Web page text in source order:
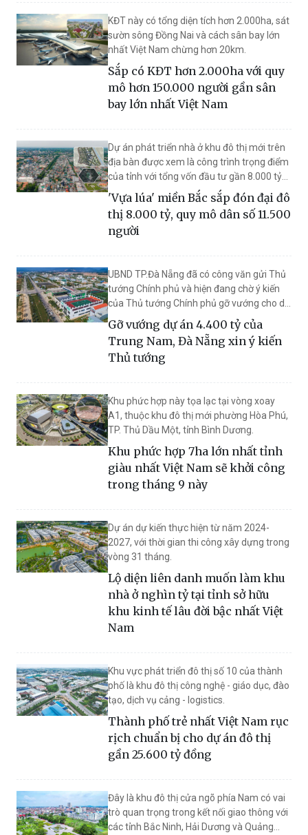
KĐT này có tổng diện tích hơn 2.000ha, sát
sườn sông Đồng Nai và cách sân bay lớn
nhất Việt Nam chừng hơn 20km.
Sắp có KĐT hơn 2.000ha với quy
mô hơn 150.000 người gần sân
bay lớn nhất Việt Nam
Dự án phát triển nhà ở khu đô thị mới trên
địa bàn được xem là công trình trọng điểm
của tỉnh với tổng vốn đầu tư gần 8.000 tỷ
đồng.
'Vựa lúa' miền Bắc sắp đón đại đô
thị 8.000 tỷ, quy mô dân số 11.500
người
UBND TP.Đà Nẵng đã có công văn gửi Thủ
tướng Chính phủ và hiện đang chờ ý kiến
của Thủ tướng Chính phủ gỡ vướng cho dự
án Golden Hills City.
Gỡ vướng dự án 4.400 tỷ của
Trung Nam, Đà Nẵng xin ý kiến
Thủ tướng
Khu phức hợp này tọa lạc tại vòng xoay
A1, thuộc khu đô thị mới phường Hòa Phú,
TP. Thủ Dầu Một, tỉnh Bình Dương.
Khu phức hợp 7ha lớn nhất tỉnh
giàu nhất Việt Nam sẽ khởi công
trong tháng 9 này
Dự án dự kiến thực hiện từ năm 2024-
2027, với thời gian thi công xây dựng trong
vòng 31 tháng.
Lộ diện liên danh muốn làm khu
nhà ở nghìn tỷ tại tỉnh sở hữu
khu kinh tế lâu đời bậc nhất Việt
Nam
Khu vực phát triển đô thị số 10 của thành
phố là khu đô thị công nghệ - giáo dục, đào
tạo, dịch vụ cảng - logistics.
Thành phố trẻ nhất Việt Nam rục
rịch chuẩn bị cho dự án đô thị
gần 25.600 tỷ đồng
Đây là khu đô thị cửa ngõ phía Nam có vai
trò quan trọng trong kết nối giao thông với
các tỉnh Bắc Ninh, Hải Dương và Quảng